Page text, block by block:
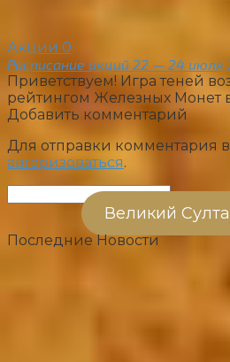
Акции 0
Расписание акций 22 — 24 июля
Приветствуем! Игра теней
рейтингом Железных Монет
Добавить комментарий
Для отправки комментария
авторизоваться.
Великий
Последние Новости